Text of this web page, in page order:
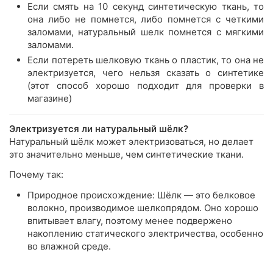
Если смять на 10 секунд синтетическую ткань, то
она либо не помнется, либо помнется с четкими
заломами, натуральный шелк помнется с мягкими
заломами.
Если потереть шелковую ткань о пластик, то она не
электризуется, чего нельзя сказать о синтетике
(этот способ хорошо подходит для проверки в
магазине)
Электризуется ли натуральный шёлк?
Натуральный шёлк может электризоваться, но делает
это значительно меньше, чем синтетические ткани.
Почему так:
Природное происхождение: Шёлк — это белковое
волокно, производимое шелкопрядом. Оно хорошо
впитывает влагу, поэтому менее подвержено
накоплению статического электричества, особенно
во влажной среде.